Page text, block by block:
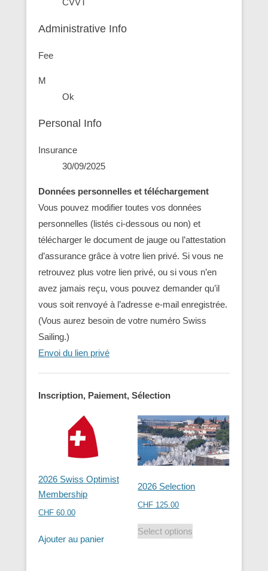
CVVT
Administrative Info
Fee
M
Ok
Personal Info
Insurance
30/09/2025
Données personnelles et téléchargement
Vous pouvez modifier toutes vos données
personnelles (listés ci-dessous ou non) et
télécharger le document de jauge ou l’attestation
d’assurance grâce à votre lien privé. Si vous ne
retrouvez plus votre lien privé, ou si vous n’en
avez jamais reçu, vous pouvez demander qu’il
vous soit renvoyé à l’adresse e-mail enregistrée.
(Vous aurez besoin de votre numéro Swiss
Sailing.)
Envoi du lien privé
Inscription, Paiement, Sélection
2026 Swiss Optimist
Membership
CHF 60.00
Ajouter au panier
2026 Selection
CHF 125.00
Select options